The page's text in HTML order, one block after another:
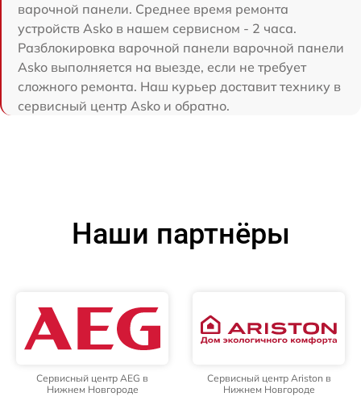
варочной панели. Среднее время ремонта
устройств Asko в нашем сервисном - 2 часа.
Разблокировка варочной панели варочной панели
Asko выполняется на выезде, если не требует
сложного ремонта. Наш курьер доставит технику в
сервисный центр Asko и обратно.
Наши партнёры
Сервисный центр AEG в
Нижнем Новгороде
Сервисный центр Ariston в
Нижнем Новгороде